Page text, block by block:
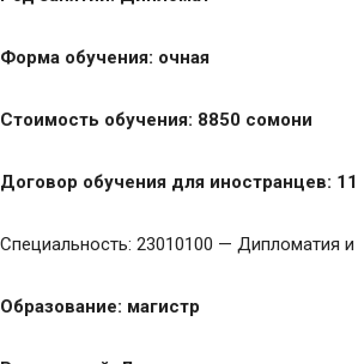
Форма обучения: очная
Стоимость обучения: 8850 сомони
Договор обучения для иностранцев:
Специальность: 23010100 — Дипломатия
Образование: магистр